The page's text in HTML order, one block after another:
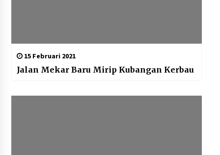
15 Februari 2021
Jalan Mekar Baru Mirip Kubangan Kerbau